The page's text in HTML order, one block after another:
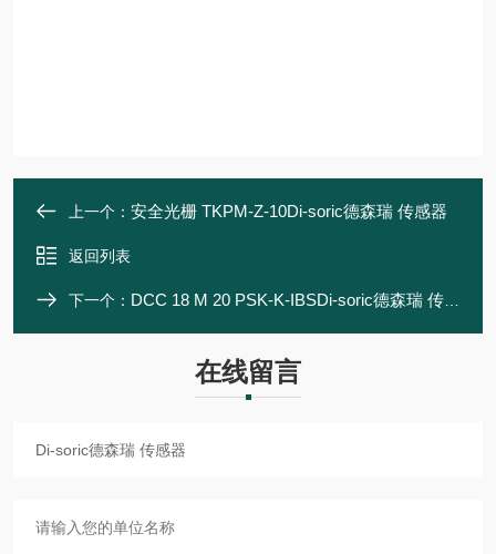
上一个： 安全光栅 TKPM-Z-10Di-soric德森瑞 传感器
返回列表
下一个： DCC 18 M 20 PSK-K-IBSDi-soric德森瑞 传感器
在线留言